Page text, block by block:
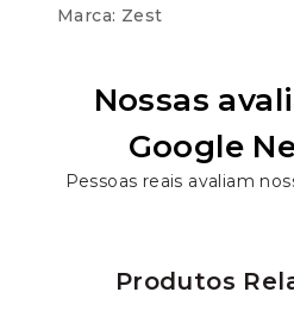
Marca: Zest
Nossas
Google
Pessoas reais avaliam
Produtos